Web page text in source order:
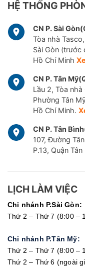
HỆ THỐNG
CN P. Sài
Tòa nhà
Sài Gòn (trước
Hồ Chí Minh
CN P. Tân
Lầu 2, Tòa nhà
Phường Tân
Hồ Chí Minh.
CN P. Tân
107, Đường
P.13, Quận
LỊCH LÀM VIỆC
Chi nhánh P.Sài Gòn:
Thứ 2 – Thứ 7 (8:00 –
Chi nhánh P.Tân Mỹ:
Thứ 2 – Thứ 7 (8:00 –
Thứ 2 – Thứ 6 (ngoài